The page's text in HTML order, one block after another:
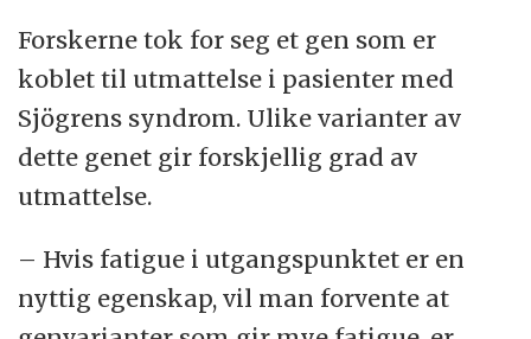
Forskerne tok for seg et gen som er
koblet til utmattelse i pasienter med
Sjögrens syndrom. Ulike varianter av
dette genet gir forskjellig grad av
utmattelse.
– Hvis fatigue i utgangspunktet er en
nyttig egenskap, vil man forvente at